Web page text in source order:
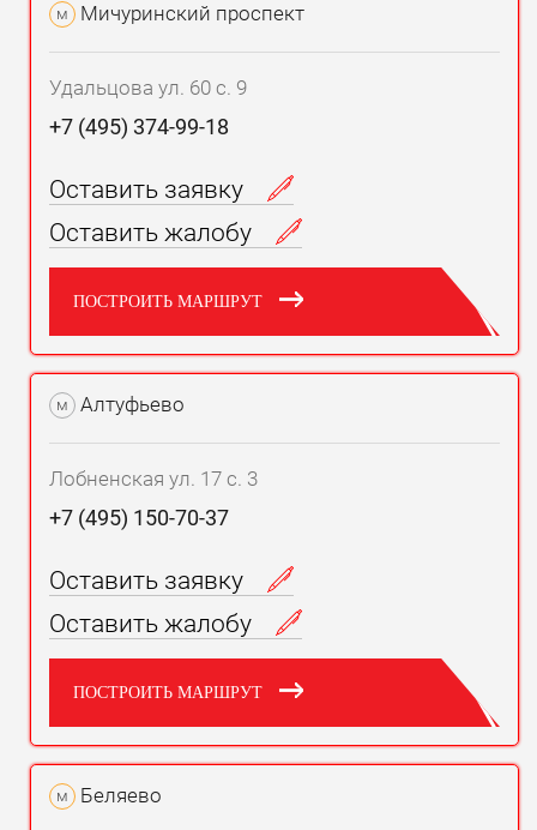
м Мичуринский проспект
Удальцова ул. 60 с. 9
+7 (495) 374-99-18
Оставить заявку
Оставить жалобу
ПОСТРОИТЬ МАРШРУТ
м Алтуфьево
Лобненская ул. 17 с. 3
+7 (495) 150-70-37
Оставить заявку
Оставить жалобу
ПОСТРОИТЬ МАРШРУТ
м Беляево